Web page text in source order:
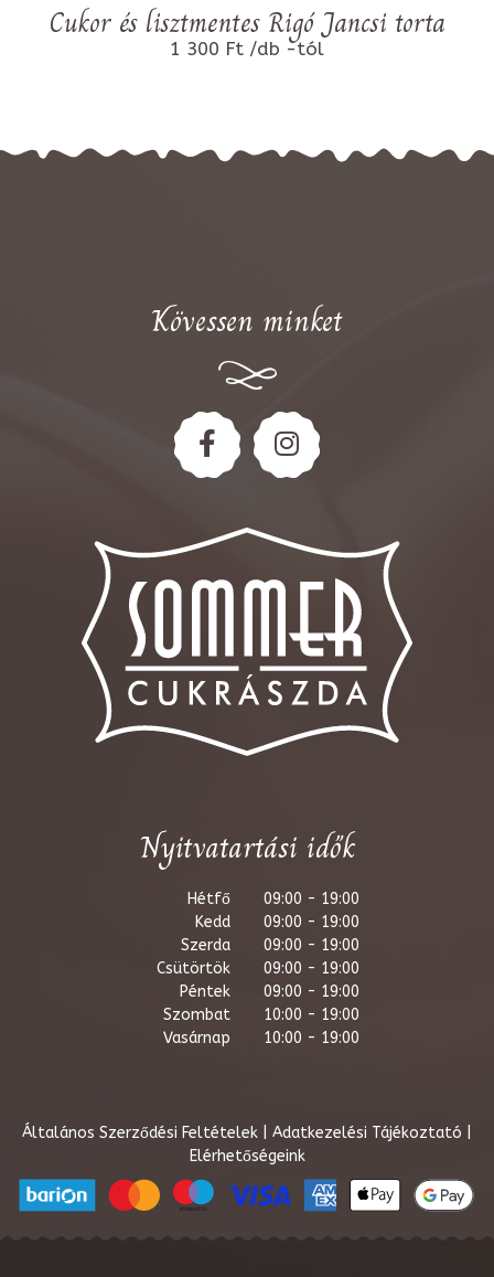
Cukor és lisztmentes Rigó Jancsi torta
1 300 Ft /db -tól
Kövessen minket
Nyitvatartási idők
Hétfő
09:00 - 19:00
Kedd
09:00 - 19:00
Szerda
09:00 - 19:00
Csütörtök
09:00 - 19:00
Péntek
09:00 - 19:00
Szombat
10:00 - 19:00
Vasárnap
10:00 - 19:00
Általános Szerződési Feltételek Adatkezelési Tájékoztató
Elérhetőségeink